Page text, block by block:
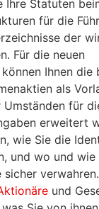
Ihre Statuten
für die
der
Für die neuen
Ihnen die
als
Umständen für
erweitert
wie Sie die
und wo und wie
sicher verwahren.
und